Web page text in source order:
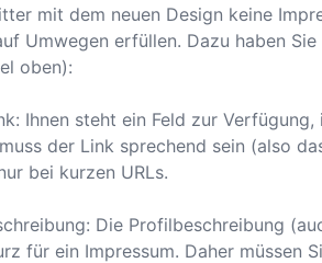
mit dem neuen Design keine
Umwegen erfüllen. Dazu haben
oben):
Ihnen steht ein Feld zur
der Link sprechend sein (also
bei kurzen URLs.
Die Profilbeschreibung
für ein Impressum. Daher müssen